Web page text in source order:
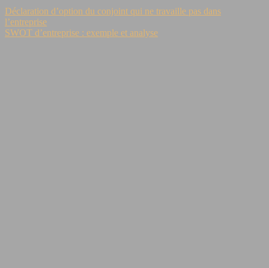
Déclaration d’option du conjoint qui ne travaille pas dans
l’entreprise
SWOT d’entreprise : exemple et analyse